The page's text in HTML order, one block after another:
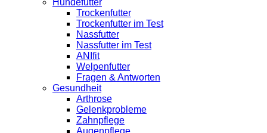
Trockenfutter
Trockenfutter im Test
Nassfutter
Nassfutter im Test
ANIfit
Welpenfutter
Fragen & Antworten
Gesundheit
Arthrose
Gelenkprobleme
Zahnpflege
Augenpflege